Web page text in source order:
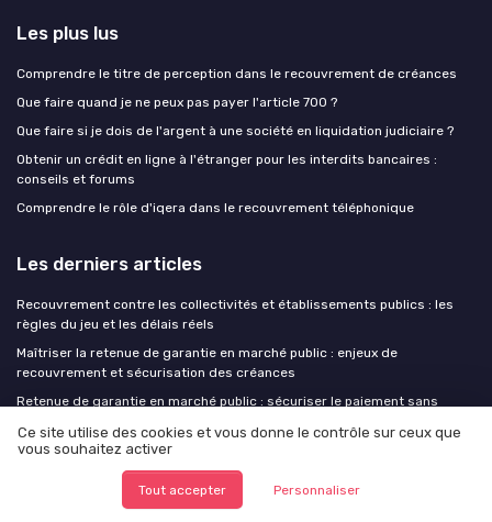
Les plus lus
Comprendre le titre de perception dans le recouvrement de créances
Que faire quand je ne peux pas payer l'article 700 ?
Que faire si je dois de l'argent à une société en liquidation judiciaire ?
Obtenir un crédit en ligne à l'étranger pour les interdits bancaires :
conseils et forums
Comprendre le rôle d'iqera dans le recouvrement téléphonique
Les derniers articles
Recouvrement contre les collectivités et établissements publics : les
règles du jeu et les délais réels
Maîtriser la retenue de garantie en marché public : enjeux de
recouvrement et sécurisation des créances
Retenue de garantie en marché public : sécuriser le paiement sans
Anticiper les impayés par les signaux comportementaux : au-delà du
scoring financier
Structurer une mise en demeure par mail : leviers juridiques et bonnes
Ce site utilise des cookies et vous donne le contrôle sur ceux que
vous souhaitez activer
Tout accepter Personnaliser